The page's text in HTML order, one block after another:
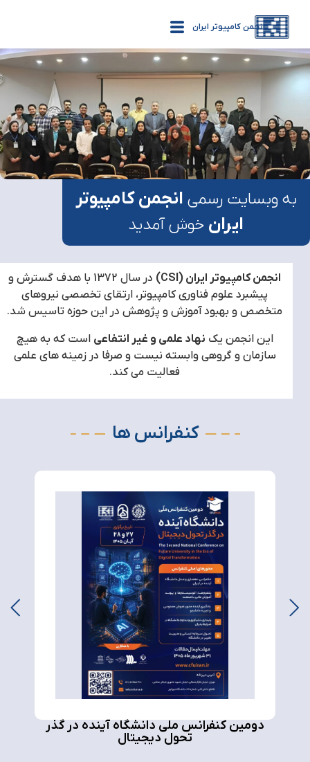
انجمن کامپیوتر ایران
به وبسایت رسمیانجمن کامپیوتر
ایرانخوش آمدید
انجمن کامپیوتر ایران (CSI)
در سال 1372 با هدف گسترش و
پیشبرد علوم فناوری کامپیوتر، ارتقای تخصصی نیروهای
متخصص و بهبود آموزش و پژوهش در این حوزه تاسیس شد.
این انجمن یکنهاد علمی و غیر انتفاعیاست که به هیچ
سازمان و گروهی وابسته نیست و صرفا در زمینه های علمی
فعالیت می کند.
کنفرانس ها
دومین کنفرانس ملی دانشگاه آینده در گذر
تحول دیجیتال